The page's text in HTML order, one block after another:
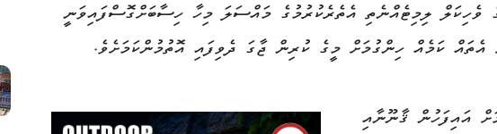
ވެހިކަލް ލިމިޓެއްނެތި އެތެރެކުރުމުގެ މައްސަލަ މިހާ ހިސާބަށްގޮސްފައިވަނީ
އެތައް ކަމެއް ހިންގުމަށް މީގެ ކުރިން ޖާގަ ދެވިފައި އޮތުމުންކަމަށެވެ.
އައިފަހުން ޤާނޫނާއި